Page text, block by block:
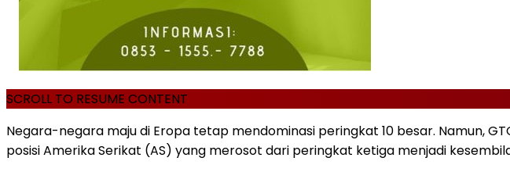
SCROLL TO RESUME CONTENT
Negara-negara maju di Eropa tetap mendominasi peringkat 10 besar. Namun,
posisi Amerika Serikat (AS) yang merosot dari peringkat ketiga menjadi